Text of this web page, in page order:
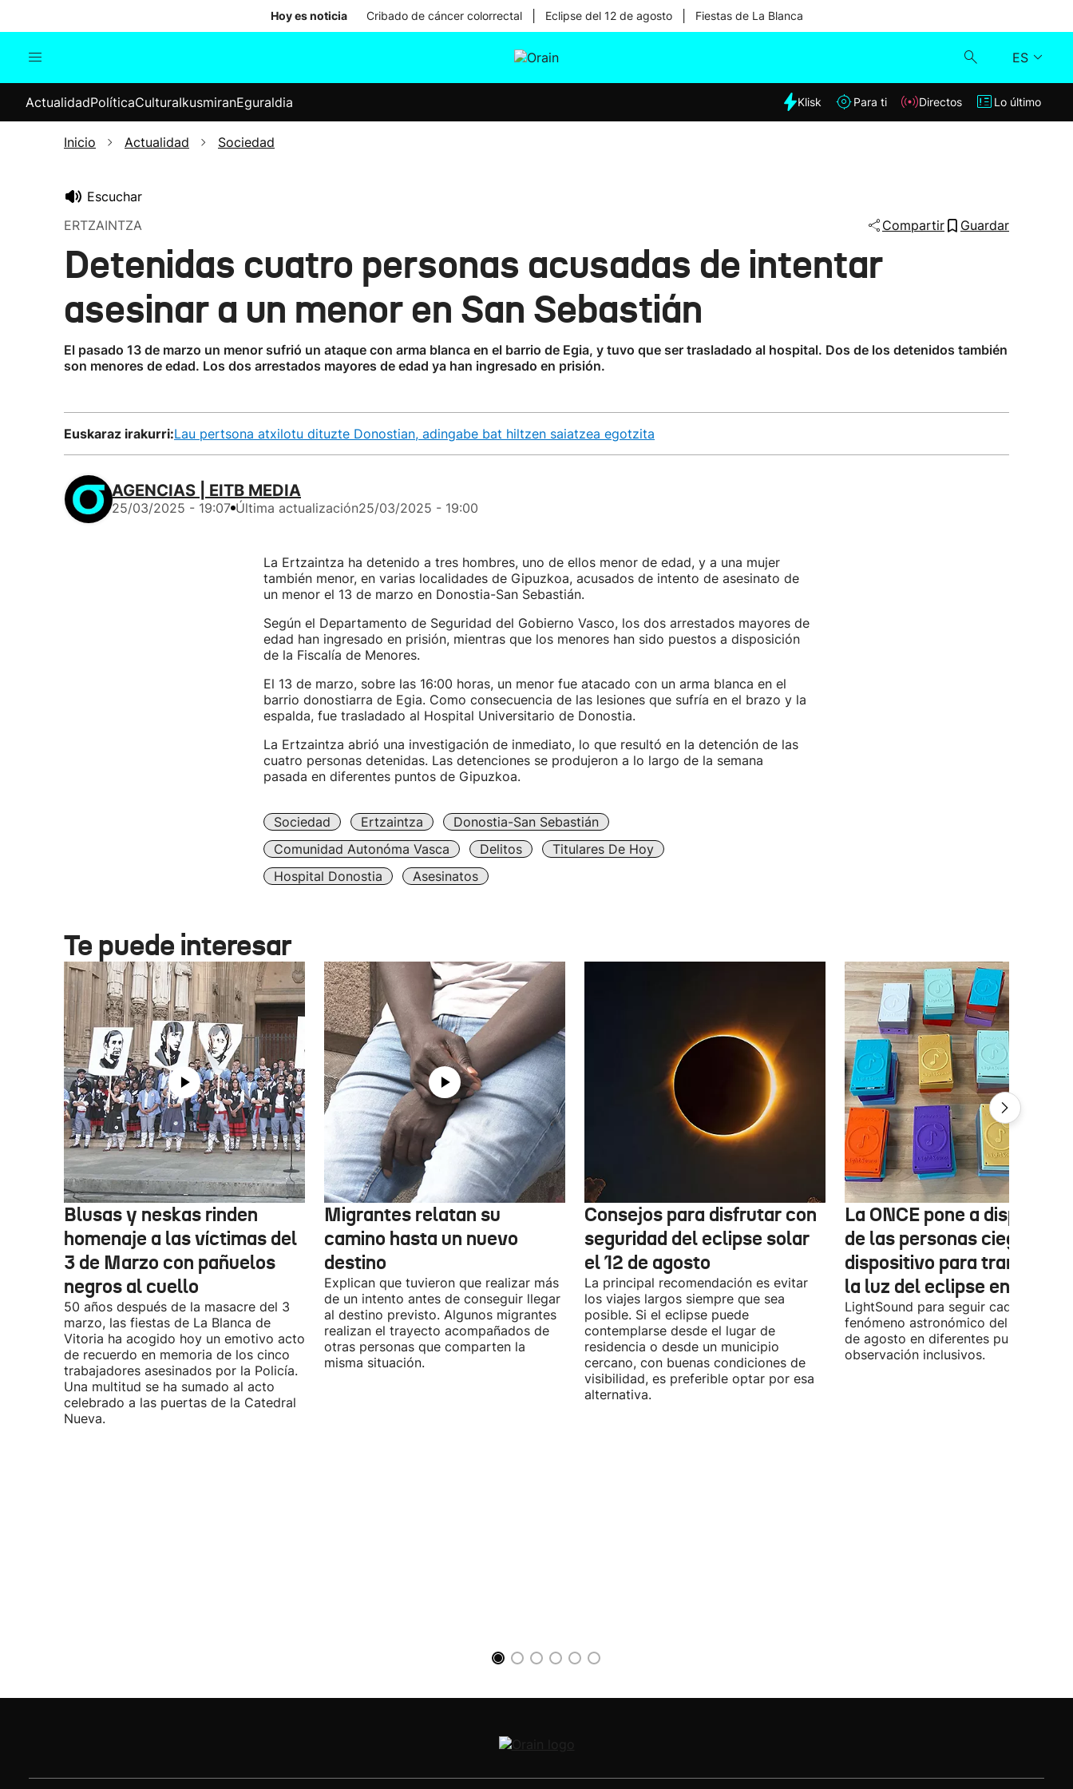
Hoy es noticia Cribado de cáncer colorrectal Eclipse del 12 de agosto Fiestas de La Blanca
ES
Internacional
Elecciones
Klisk
ActualidadPolíticaCulturaIkusmiranEguraldia Klisk Para ti Directos Lo último
Inicio Actualidad Sociedad
Escuchar
ERTZAINTZA
Compartir Guardar
Detenidas cuatro personas acusadas de intentar
asesinar a un menor en San Sebastián
El pasado 13 de marzo un menor sufrió un ataque con arma blanca en el barrio de Egia, y tuvo que ser trasladado al hospital. Dos de los detenidos también
son menores de edad. Los dos arrestados mayores de edad ya han ingresado en prisión.
Euskaraz irakurri:Lau pertsona atxilotu dituzte Donostian, adingabe bat hiltzen saiatzea egotzita
AGENCIAS | EITB MEDIA
25/03/2025 - 19:07 Última actualización25/03/2025 - 19:00
La Ertzaintza ha detenido a tres hombres, uno de ellos menor de edad, y a una mujer
también menor, en varias localidades de Gipuzkoa, acusados de intento de asesinato de
un menor el 13 de marzo en Donostia-San Sebastián.
Según el Departamento de Seguridad del Gobierno Vasco, los dos arrestados mayores de
edad han ingresado en prisión, mientras que los menores han sido puestos a disposición
de la Fiscalía de Menores.
El 13 de marzo, sobre las 16:00 horas, un menor fue atacado con un arma blanca en el
barrio donostiarra de Egia. Como consecuencia de las lesiones que sufría en el brazo y la
espalda, fue trasladado al Hospital Universitario de Donostia.
La Ertzaintza abrió una investigación de inmediato, lo que resultó en la detención de las
cuatro personas detenidas. Las detenciones se produjeron a lo largo de la semana
pasada en diferentes puntos de Gipuzkoa.
Sociedad Ertzaintza
Donostia-San Sebastián
Comunidad Autonóma Vasca
Delitos
Titulares De Hoy
Hospital Donostia
Asesinatos
Te puede interesar
Blusas y neskas rinden
homenaje a las víctimas del
3 de Marzo con pañuelos
negros al cuello
50 años después de la masacre del 3
marzo, las fiestas de La Blanca de
Vitoria ha acogido hoy un emotivo acto
de recuerdo en memoria de los cinco
trabajadores asesinados por la Policía.
Una multitud se ha sumado al acto
celebrado a las puertas de la Catedral
Nueva.
Migrantes relatan su
camino hasta un nuevo
destino
Explican que tuvieron que realizar más
de un intento antes de conseguir llegar
al destino previsto. Algunos migrantes
realizan el trayecto acompañados de
otras personas que comparten la
misma situación.
Consejos para disfrutar con
seguridad del eclipse solar
el 12 de agosto
La principal recomendación es evitar
los viajes largos siempre que sea
posible. Si el eclipse puede
contemplarse desde el lugar de
residencia o desde un municipio
cercano, con buenas condiciones de
visibilidad, es preferible optar por esa
alternativa.
La ONCE pone a
de las personas ciegas un
dispositivo para
la luz del eclipse en
LightSound para seguir cada fase del
fenómeno astronómico del próximo
de agosto en diferentes puntos de
observación inclusivos.